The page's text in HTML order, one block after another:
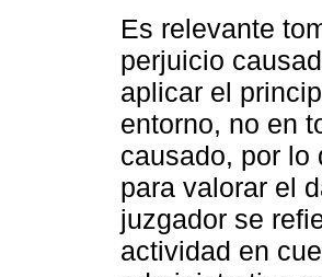
Es relevante
perjuicio
aplicar el
entorno, no en
causado, por lo
para valorar el
juzgador se
actividad en